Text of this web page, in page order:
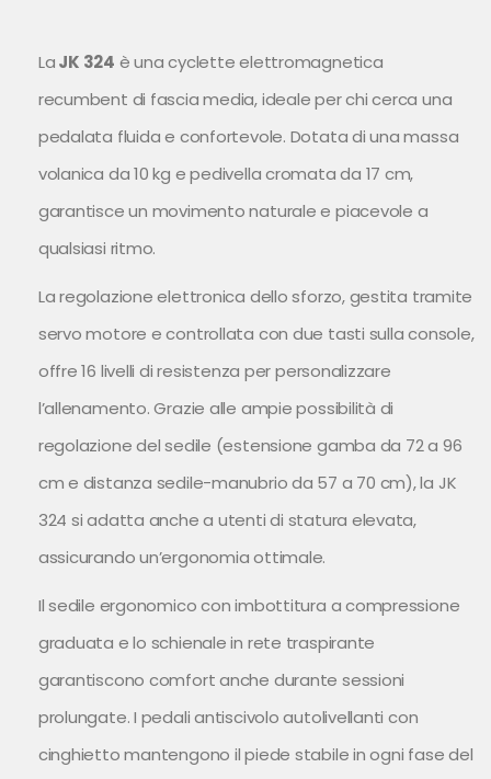
LaJK 324 è una cyclette elettromagnetica
recumbent di fascia media, ideale per chi cerca una
pedalata fluida e confortevole. Dotata di una massa
volanica da 10 kg e pedivella cromata da 17 cm,
garantisce un movimento naturale e piacevole a
qualsiasi ritmo.
La regolazione elettronica dello sforzo, gestita tramite
servo motore e controllata con due tasti sulla console,
offre 16 livelli di resistenza per personalizzare
l’allenamento. Grazie alle ampie possibilità di
regolazione del sedile (estensione gamba da 72 a 96
cm e distanza sedile-manubrio da 57 a 70 cm), la JK
324 si adatta anche a utenti di statura elevata,
assicurando un’ergonomia ottimale.
Il sedile ergonomico con imbottitura a compressione
graduata e lo schienale in rete traspirante
garantiscono comfort anche durante sessioni
prolungate. I pedali antiscivolo autolivellanti con
cinghietto mantengono il piede stabile in ogni fase del